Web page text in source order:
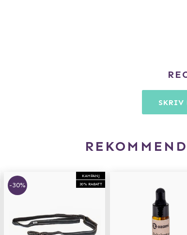
SKRIV
KAMPANJ
30% RABATT
-30%